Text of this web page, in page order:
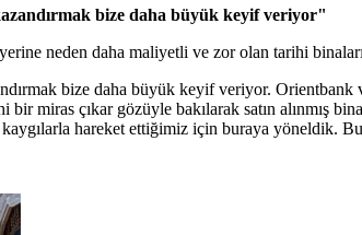
bize daha büyük keyif veriyor"
yerine neden daha maliyetli ve zor olan tarihi
bize daha büyük keyif veriyor.
miras çıkar gözüyle bakılarak satın alınmış
hareket ettiğimiz için buraya yöneldik.